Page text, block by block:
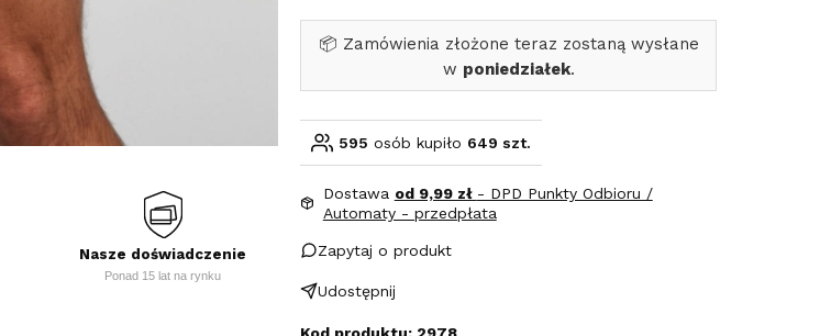
Nasze doświadczenie
Ponad 15 lat na rynku
📦 Zamówienia złożone teraz zostaną wysłane
w poniedziałek.
595 osób kupiło 649 szt.
Dostawa od 9,99 zł - DPD Punkty Odbioru /
Automaty - przedpłata
Zapytaj o produkt
Udostępnij